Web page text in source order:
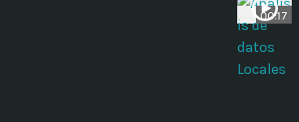
00:17